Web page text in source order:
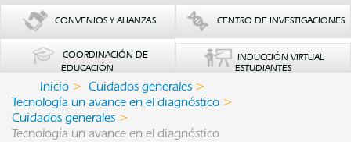
CONVENIOS Y ALIANZAS CENTRO DE INVESTIGACIONES
COORDINACIÓN DE
EDUCACIÓN
INDUCCIÓN VIRTUAL
ESTUDIANTES
Inicio
Cuidados generales
Tecnología un avance en el diagnóstico
Cuidados generales
Tecnología un avance en el diagnóstico